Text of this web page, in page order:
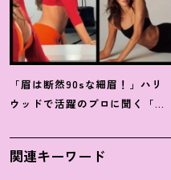
「眉は断然90sな細眉 ！ 」ハリ
ウッドで活躍のプロに聞く「本
ク】3選
関連キーワード